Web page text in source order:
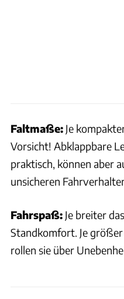
Faltmaße: Je
Vorsicht! Abklappbare
praktisch, können aber
unsicheren
Fahrspaß: Je breiter
Standkomfort. Je
rollen sie über